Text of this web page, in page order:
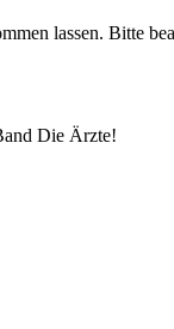
lassen. Bitte
Die Ärzte!